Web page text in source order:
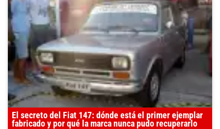
El secreto del Fiat 147: dónde está el primer ejemplar
fabricado y por qué la marca nunca pudo recuperarlo